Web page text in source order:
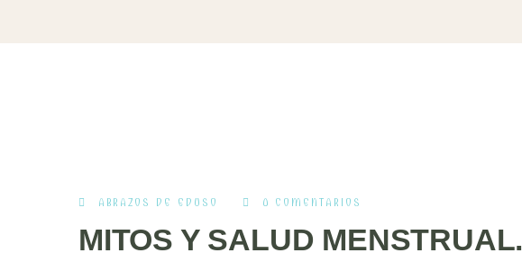
ABRAZOS DE EDUSO 0 COMENTARIOS
MITOS Y SALUD MENSTRUAL.